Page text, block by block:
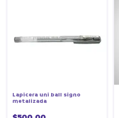
Lapicera uni ball signo
metalizada